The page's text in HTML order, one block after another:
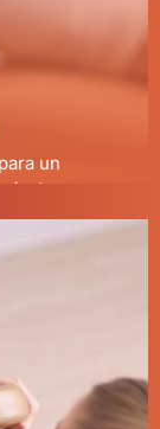
un
de
para
y